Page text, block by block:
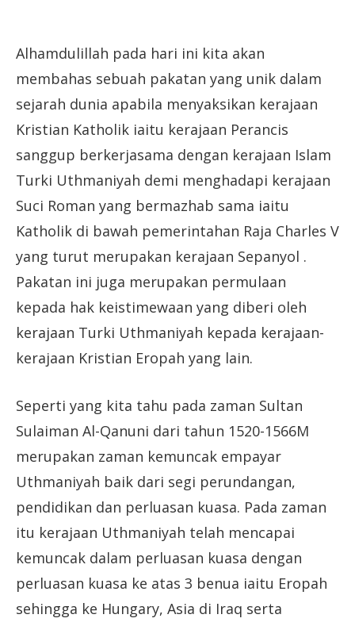
Alhamdulillah pada hari ini kita akan
membahas sebuah pakatan yang unik dalam
sejarah dunia apabila menyaksikan kerajaan
Kristian Katholik iaitu kerajaan Perancis
sanggup berkerjasama dengan kerajaan Islam
Turki Uthmaniyah demi menghadapi kerajaan
Suci Roman yang bermazhab sama iaitu
Katholik di bawah pemerintahan Raja Charles V
yang turut merupakan kerajaan Sepanyol .
Pakatan ini juga merupakan permulaan
kepada hak keistimewaan yang diberi oleh
kerajaan Turki Uthmaniyah kepada kerajaan-
kerajaan Kristian Eropah yang lain.
Seperti yang kita tahu pada zaman Sultan
Sulaiman Al-Qanuni dari tahun 1520-1566M
merupakan zaman kemuncak empayar
Uthmaniyah baik dari segi perundangan,
pendidikan dan perluasan kuasa. Pada zaman
itu kerajaan Uthmaniyah telah mencapai
kemuncak dalam perluasan kuasa dengan
perluasan kuasa ke atas 3 benua iaitu Eropah
sehingga ke Hungary, Asia di Iraq serta